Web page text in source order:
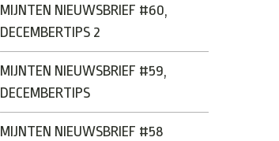
MIJNTEN NIEUWSBRIEF #60,
DECEMBERTIPS 2
MIJNTEN NIEUWSBRIEF #59,
DECEMBERTIPS
MIJNTEN NIEUWSBRIEF #58